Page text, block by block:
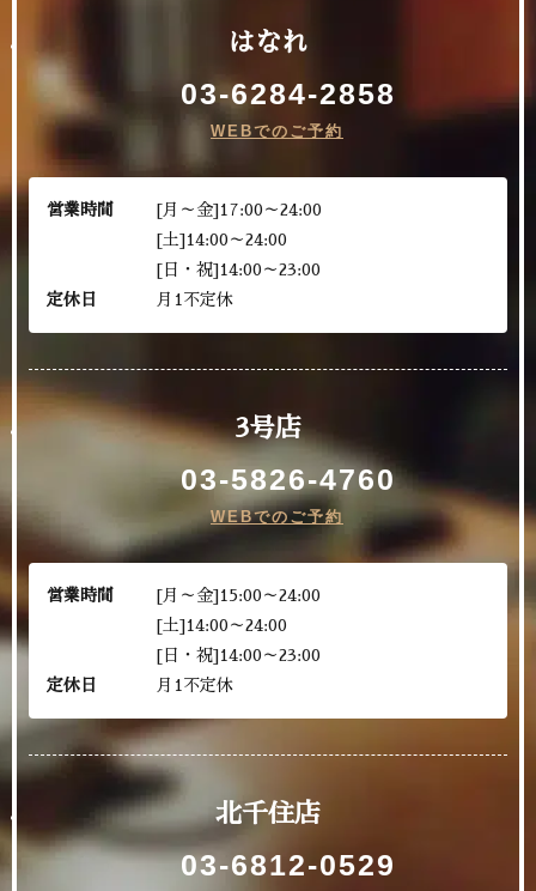
はなれ
03-6284-2858
WEBでのご予約
営業時間
[月～金]17:00～24:00
[土]14:00～24:00
[日・祝]14:00～23:00
定休日
月1不定休
3号店
03-5826-4760
WEBでのご予約
営業時間
[月～金]15:00～24:00
[土]14:00～24:00
[日・祝]14:00～23:00
定休日
月1不定休
北千住店
03-6812-0529